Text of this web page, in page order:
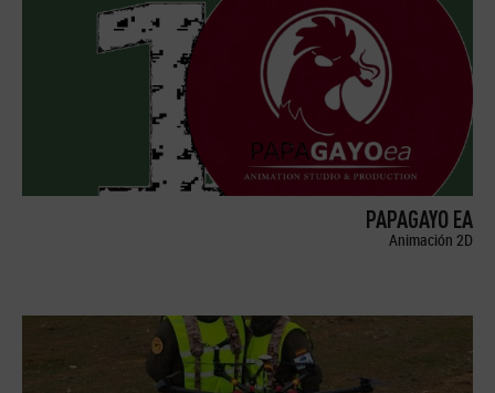
PAPAGAYO EA
Animación 2D